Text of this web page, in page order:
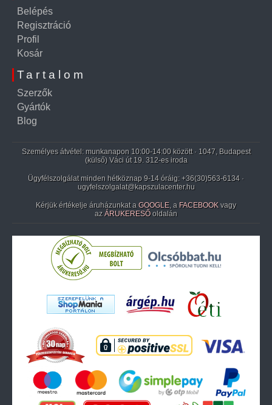
Belépés
Regisztráció
Profil
Kosár
Tartalom
Szerzők
Gyártók
Blog
Személyes átvétel: munkanapon 10:00-14:00 között · 1047, Budapest
(külső) Váci út 19. 312-es iroda
Ügyfélszolgálat minden hétköznap 9-14 óráig: +36(30)563-6134 ·
ugyfelszolgalat@kapszulacenter.hu
Kérjük értékelje áruházunkat a GOOGLE, a FACEBOOK vagy
az ÁRUKERESŐ oldalán